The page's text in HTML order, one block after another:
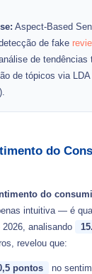
Aspect-Based
de fake
de tendências
de tópicos via LDA
do
do
intuitiva — é
analisando
revelou que:
pontos
no